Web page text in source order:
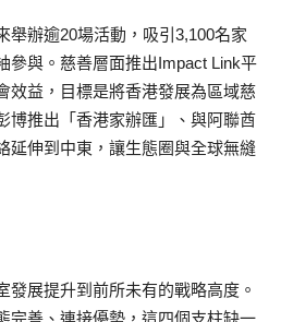
舉辦逾20場活動，吸引3,100名家
參與。慈善層面推出Impact Link平
效益，目標是將香港發展為區域慈
博推出「香港家辦匯」、與阿聯酋
延伸到中東，讓生態圈與全球無縫
發展提升到前所未有的戰略高度。
完善、連接優勢，這四個支柱缺一